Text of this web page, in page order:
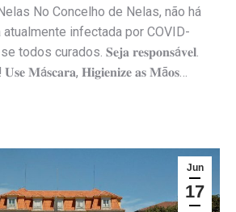
No Concelho de Nelas, não há
infectada por COVID-
todos curados. 𝐒𝐞𝐣𝐚 𝐫𝐞𝐬𝐩𝐨𝐧𝐬á𝐯𝐞𝐥.
𝐔𝐬𝐞 𝐌á𝐬𝐜𝐚𝐫𝐚, 𝐇𝐢𝐠𝐢𝐞𝐧𝐢𝐳𝐞 𝐚𝐬 𝐌ã𝐨𝐬…
Jun
17